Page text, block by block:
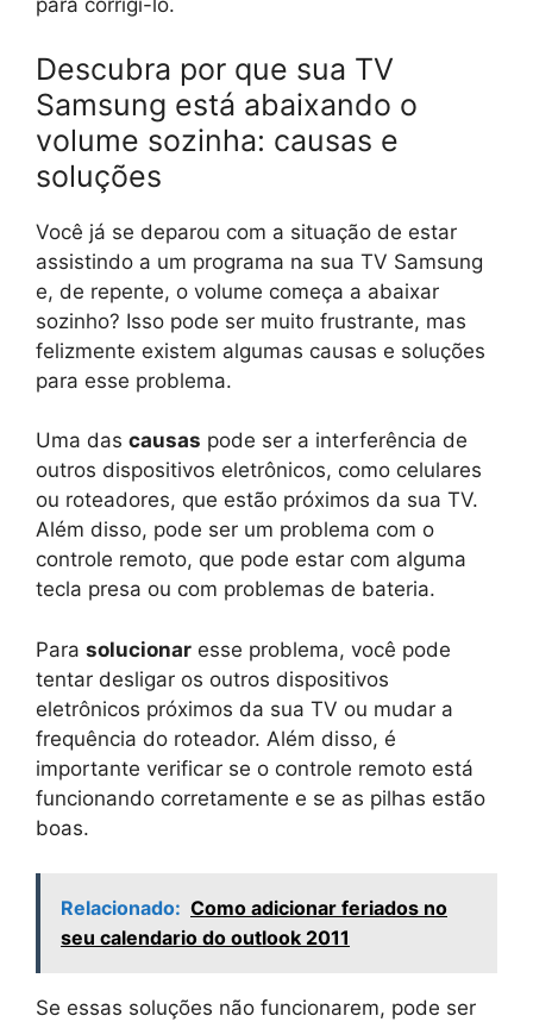
para corrigi-lo.
Descubra por que sua TV
Samsung está abaixando o
volume sozinha: causas e
soluções
Você já se deparou com a situação de estar
assistindo a um programa na sua TV Samsung
e, de repente, o volume começa a abaixar
sozinho? Isso pode ser muito frustrante, mas
felizmente existem algumas causas e soluções
para esse problema.
Uma das causas pode ser a interferência de
outros dispositivos eletrônicos, como celulares
ou roteadores, que estão próximos da sua TV.
Além disso, pode ser um problema com o
controle remoto, que pode estar com alguma
tecla presa ou com problemas de bateria.
Para solucionar esse problema, você pode
tentar desligar os outros dispositivos
eletrônicos próximos da sua TV ou mudar a
frequência do roteador. Além disso, é
importante verificar se o controle remoto está
funcionando corretamente e se as pilhas estão
boas.
Relacionado: Como adicionar feriados no
seu calendario do outlook 2011
Se essas soluções não funcionarem, pode ser